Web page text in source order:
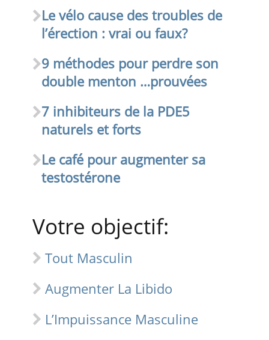
Le vélo cause des troubles de
l’érection : vrai ou faux?
9 méthodes pour perdre son
double menton …prouvées
7 inhibiteurs de la PDE5
naturels et forts
Le café pour augmenter sa
testostérone
Votre objectif:
Tout Masculin
Augmenter La Libido
L’Impuissance Masculine